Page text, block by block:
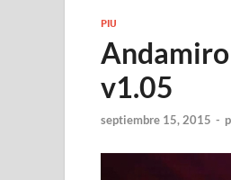
PIU
v1.05
septiembre 15, 2015 -